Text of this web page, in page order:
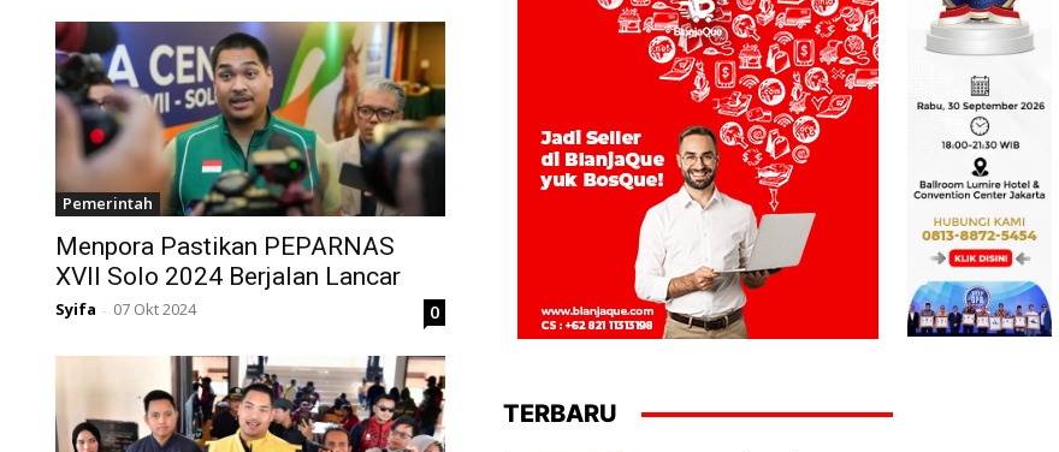
Pemerintah
Menpora Pastikan PEPARNAS
XVII Solo 2024 Berjalan Lancar
Syifa - 07 Okt 2024 0
TERBARU